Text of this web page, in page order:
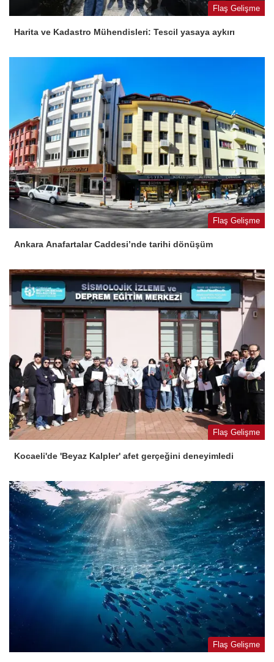
Flaş Gelişme
Harita ve Kadastro Mühendisleri: Tescil yasaya aykırı
Flaş Gelişme
Ankara Anafartalar Caddesi’nde tarihi dönüşüm
Flaş Gelişme
Kocaeli'de 'Beyaz Kalpler' afet gerçeğini deneyimledi
Flaş Gelişme